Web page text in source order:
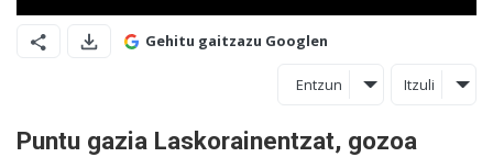
Gehitu gaitzazu Googlen
Entzun Itzuli
Puntu gazia Laskorainentzat, gozoa